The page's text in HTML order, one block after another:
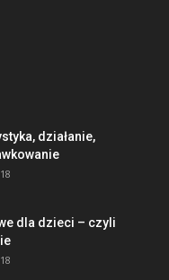
działanie,
dla dzieci – czyli